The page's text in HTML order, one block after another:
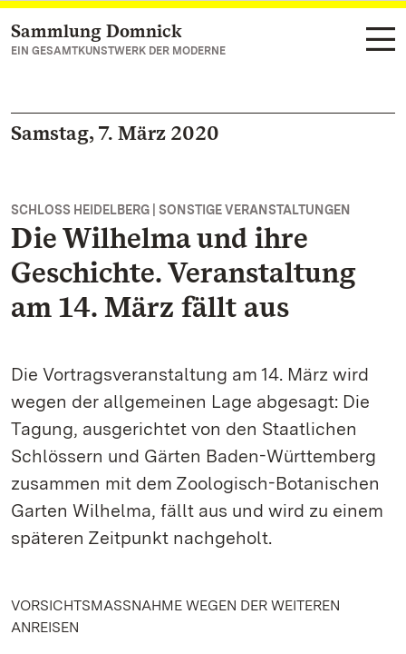
Zum Hauptinhalt springen
Sammlung Domnick
EIN GESAMTKUNSTWERK DER MODERNE
Samstag, 7. März 2020
SCHLOSS HEIDELBERG | SONSTIGE VERANSTALTUNGEN
Die Wilhelma und ihre
Geschichte. Veranstaltung
am 14. März fällt aus
Die Vortragsveranstaltung am 14. März wird
wegen der allgemeinen Lage abgesagt: Die
Tagung, ausgerichtet von den Staatlichen
Schlössern und Gärten Baden-Württemberg
zusammen mit dem Zoologisch-Botanischen
Garten Wilhelma, fällt aus und wird zu einem
späteren Zeitpunkt nachgeholt.
VORSICHTSMASSNAHME WEGEN DER WEITEREN
ANREISEN